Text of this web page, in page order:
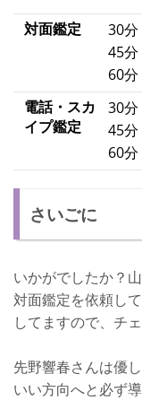
対面鑑定
30分
45分
60
電話・スカ
イプ鑑定
30分
45分
60
さいごに
いかがでしたか？
対面鑑定を依頼し
してますので、チ
先野響春さんは優
いい方向へと必ず